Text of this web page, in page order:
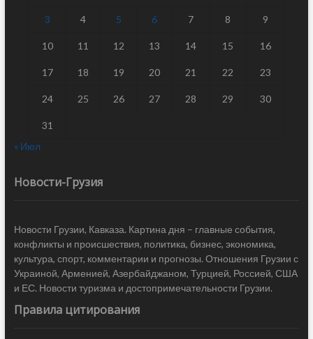
3 4 5 6 7 8 9
10 11 12 13 14 15 16
17 18 19 20 21 22 23
24 25 26 27 28 29 30
31
« Июл
Новости-Грузия
Новости Грузии, Кавказа. Картина дня – главные события,
конфликты и происшествия, политика, бизнес, экономика,
культура, спорт, комментарии и прогнозы. Отношения Грузии с
Украиной, Арменией, Азербайджаном, Турцией, Россией, США
и ЕС. Новости туризма и достопримечательности Грузии.
Правила цитирования